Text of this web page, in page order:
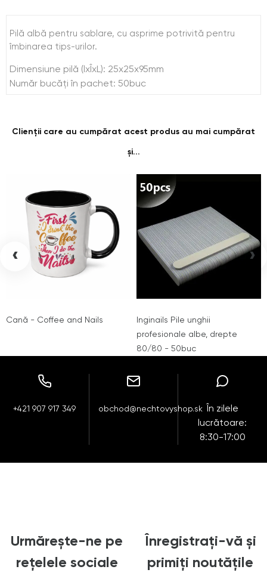
Pilă albă pentru sablare, cu asprime potrivită pentru
îmbinarea tips-urilor.
Dimensiune pilă (lxÎxL): 25x25x95mm
Număr bucăți în pachet: 50buc
Clienții care au cumpărat acest produs au mai cumpărat
și...
Cană - Coffee and Nails
Inginails Pile unghii
profesionale albe, drepte
80/80 - 50buc
‹ ›
+421 907 917 349 obchod@nechtovyshop.sk În zilele
lucrătoare:
8:30-17:00
Urmărește-ne pe
rețelele sociale
Înregistrați-vă și
primiți noutățile